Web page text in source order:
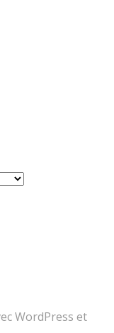
WordPress et